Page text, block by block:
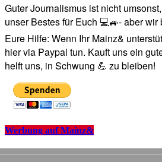
Guter Journalismus ist nicht
unser Bestes für Euch 💻🚙- aber
Eure Hilfe: Wenn Ihr Mainz&
hier via Paypal tun. Kauft uns ein
helft uns, in Schwung 💪 zu bleiben!
Werbung auf Mainz&